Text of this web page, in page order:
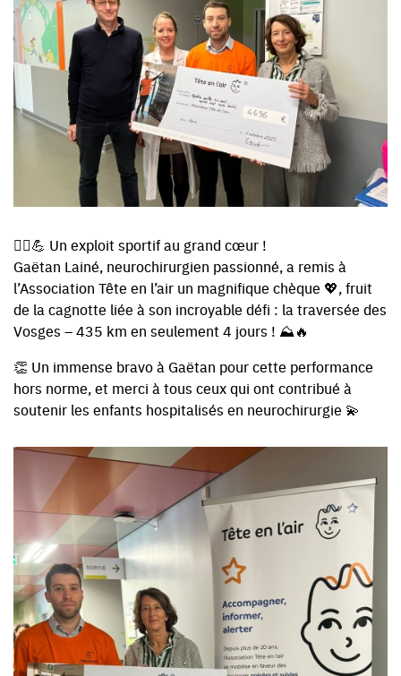
🏃‍♂️💪 Un exploit sportif au grand cœur !
Gaëtan Lainé, neurochirurgien passionné, a remis à
l’Association Tête en l’air un magnifique chèque 💖, fruit
de la cagnotte liée à son incroyable défi : la traversée des
Vosges – 435 km en seulement 4 jours ! ⛰️🔥
👏 Un immense bravo à Gaëtan pour cette performance
hors norme, et merci à tous ceux qui ont contribué à
soutenir les enfants hospitalisés en neurochirurgie 💫